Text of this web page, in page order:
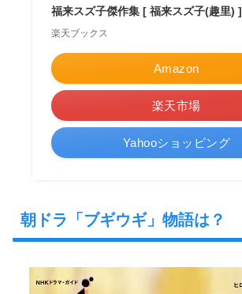
福来スズ子傑作集 [ 福来スズ子(趣里) ]
楽天ブックス
Amazon
楽天市場
Yahooショッピング
朝ドラ「ブギウギ」物語は？